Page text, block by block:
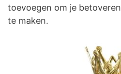
toevoegen om je
te maken.